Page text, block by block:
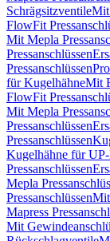
SchrägsitzventileMit
FlowFit
Mit Mepla
Pressanschlüssen
Pressanschlüssen
für KugelhähneMit
FlowFit
Mit Mepla
Pressanschlüssen
Pressanschlüssen
Kugelhähne für
Pressanschlüssen
Mepla
PressanschlüssenMit
Mapress
Mit